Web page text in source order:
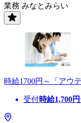
業務 みなとみらい
時給1700円～「アウ
受付時給1,700